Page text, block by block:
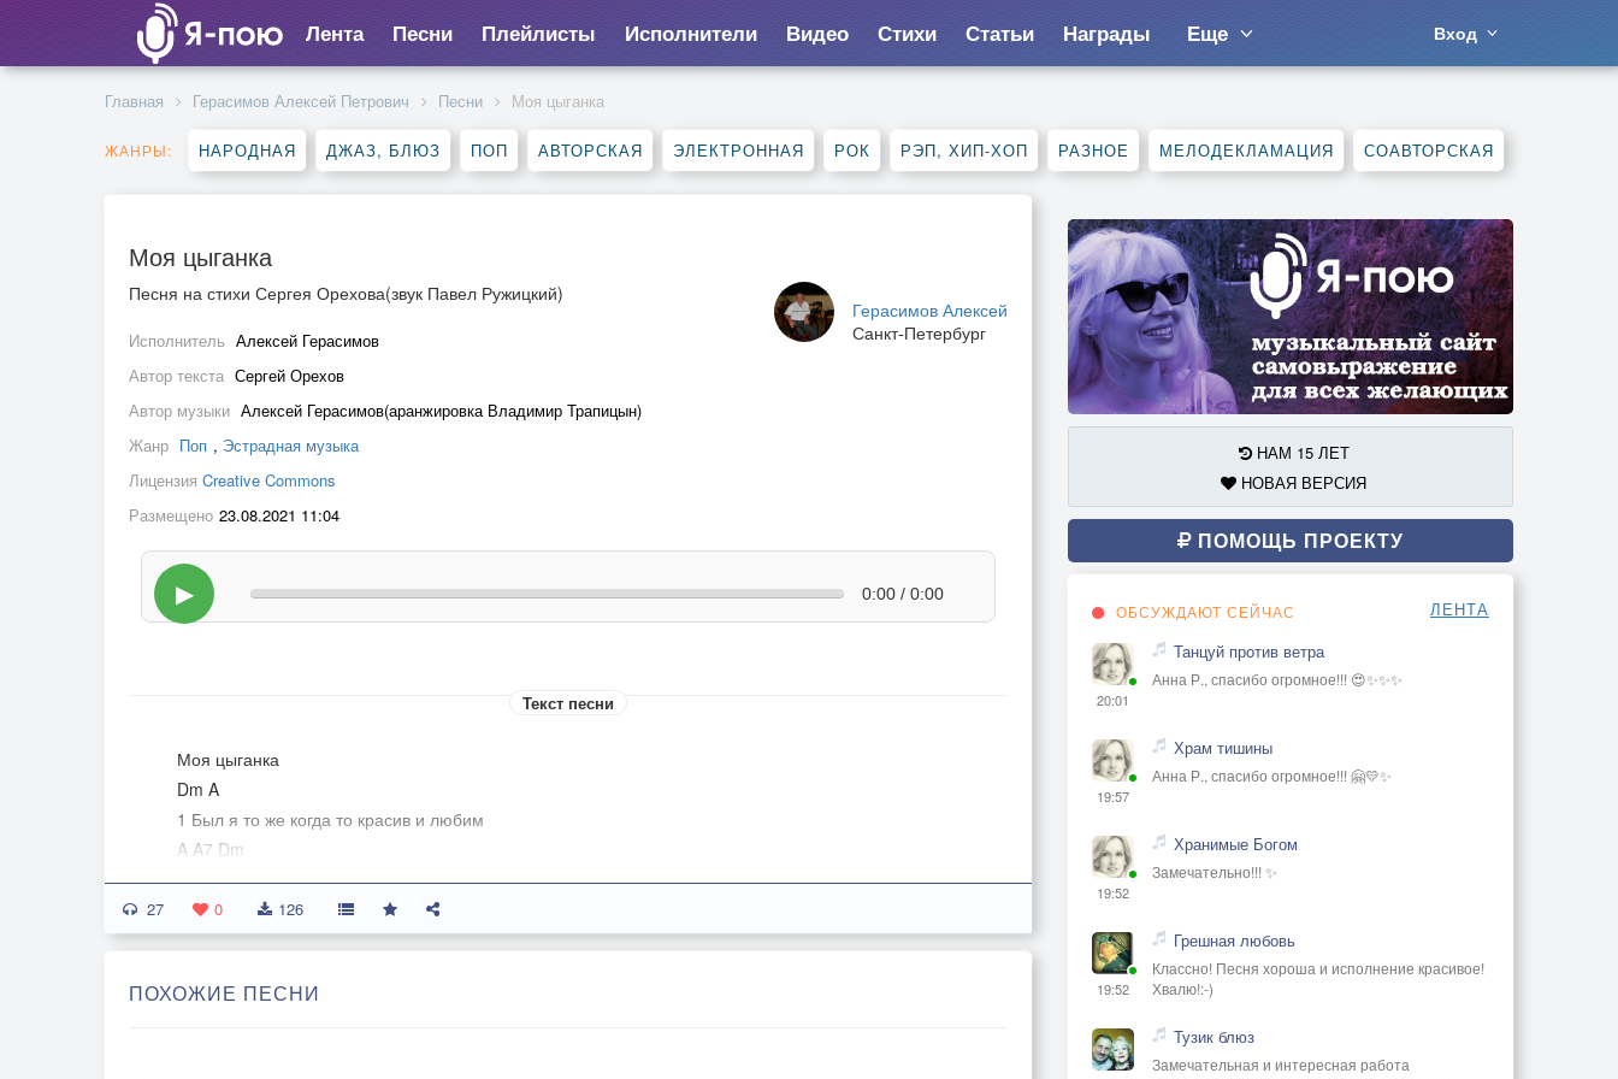
Лента Песни Плейлисты Исполнители Видео Стихи Статьи Награды Еще Вход
Главная Герасимов Алексей Петрович Песни Моя цыганка
ЖАНРЫ: НАРОДНАЯ ДЖАЗ, БЛЮЗ ПОП АВТОРСКАЯ ЭЛЕКТРОННАЯ РОК РЭП, ХИП-ХОП РАЗНОЕ МЕЛОДЕКЛАМАЦИЯ СОАВТОРСКАЯ
Моя цыганка
Герасимов Алексей
Санкт-Петербург
Песня на стихи Сергея Орехова(звук Павел Ружицкий)
Исполнитель Алексей Герасимов
Автор текста Сергей Орехов
Автор музыки Алексей Герасимов(аранжировка Владимир Трапицын)
Жанр Поп , Эстрадная музыка
Лицензия Creative Commons
Размещено 23.08.2021 11:04
▶ 0:00 / 0:00
Текст песни
Моя цыганка
Dm A
1 Был я то же когда то красив и любим
A A7 Dm
И срывал у девчат поцелуи
D Gm Dm
Как то чувством неясным и сильным томим }
Повстречал я цыганку младую }-2раза
27 0 126
ПОХОЖИЕ ПЕСНИ
НАМ 15 ЛЕТ
НОВАЯ ВЕРСИЯ
ПОМОЩЬ ПРОЕКТУ
ОБСУЖДАЮТ СЕЙЧАС ЛЕНТА
20:01
Танцуй против ветра
Анна Р., спасибо огромное!!! 😍✨✨✨
19:57
Храм тишины
Анна Р., спасибо огромное!!! 🤗💛✨
19:52
Хранимые Богом
Замечательно!!! ✨
19:52
Грешная любовь
Классно! Песня хороша и исполнение красивое!
Хвалю!:-)
Тузик блюз
Замечательная и интересная работа